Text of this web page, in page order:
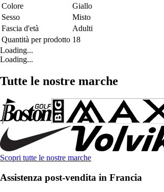
Colore
Giallo
Sesso
Misto
Fascia d'età
Adulti
Quantità per prodotto 18
Loading...
Loading...
Tutte le nostre marche
Scopri tutte le nostre marche
Assistenza post-vendita in Francia